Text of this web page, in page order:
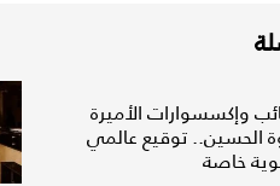
وإكسسوارات الأميرة
الحسين.. توقيع عالمي
خاصة